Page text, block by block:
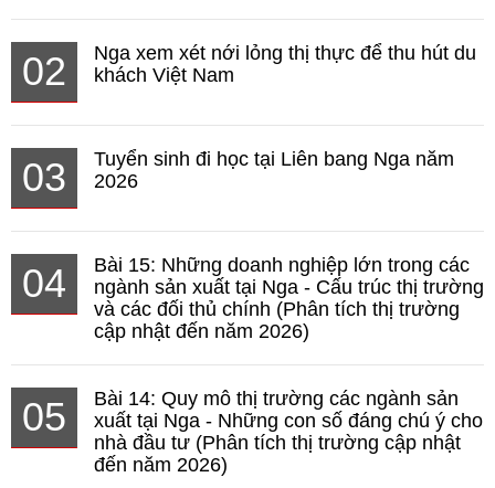
02
Nga xem xét nới lỏng thị thực để thu hút du
khách Việt Nam
03
Tuyển sinh đi học tại Liên bang Nga năm
2026
04
Bài 15: Những doanh nghiệp lớn trong các
ngành sản xuất tại Nga - Cấu trúc thị trường
và các đối thủ chính (Phân tích thị trường
cập nhật đến năm 2026)
05
Bài 14: Quy mô thị trường các ngành sản
xuất tại Nga - Những con số đáng chú ý cho
nhà đầu tư (Phân tích thị trường cập nhật
đến năm 2026)